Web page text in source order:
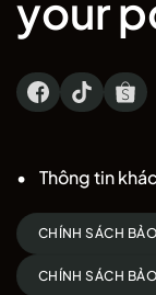
Thông tin khác
CHÍNH SÁCH
CHÍNH SÁCH